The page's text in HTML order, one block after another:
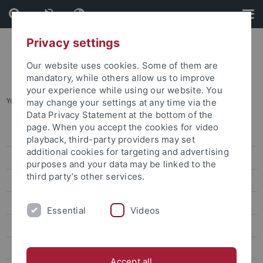
Skip
to
content
Skip
to
footer
You are here: Startseite ... Mitglieder (alphabetisch)
Organisation
Mitglieder (nach Teilprojekten)
Mitglieder (alphabetisch)
Assoziierte Mitglieder
Forschungsprojekte
Privacy settings
Our website uses cookies. Some of them are
mandatory, while others allow us to improve
your experience while using our website. You
may change your settings at any time via the
Data Privacy Statement at the bottom of the
page. When you accept the cookies for video
playback, third-party providers may set
additional cookies for targeting and advertising
purposes and your data may be linked to the
third party’s other services.
Essential Videos